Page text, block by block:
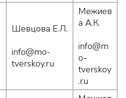
Шевцова Е.Л.
info@mo-
tverskoy.ru
Межиев
а А.К.
info@m
o-
tverskoy
.ru